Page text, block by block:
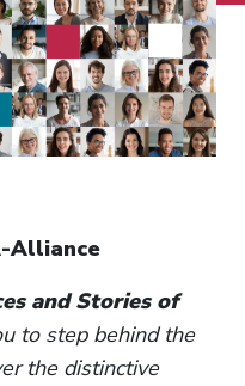
Alliance
and Stories of
to step behind the
the distinctive